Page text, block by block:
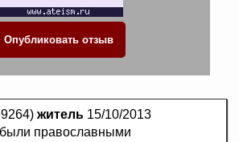
житель 15/10/2013
православными